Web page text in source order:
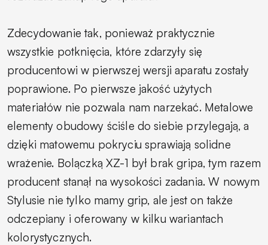
Zdecydowanie tak, ponieważ praktycznie
wszystkie potknięcia, które zdarzyły się
producentowi w pierwszej wersji aparatu zostały
poprawione. Po pierwsze jakość użytych
materiałów nie pozwala nam narzekać. Metalowe
elementy obudowy ściśle do siebie przylegają, a
dzięki matowemu pokryciu sprawiają solidne
wrażenie. Bolączką XZ-1 był brak gripa, tym razem
producent stanął na wysokości zadania. W nowym
Stylusie nie tylko mamy grip, ale jest on także
odczepiany i oferowany w kilku wariantach
kolorystycznych.